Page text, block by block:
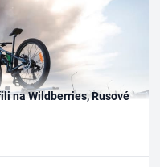
na Wildberries, Rusové